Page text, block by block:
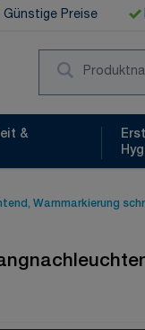
Günstige Preise
&
Warnmarkierung